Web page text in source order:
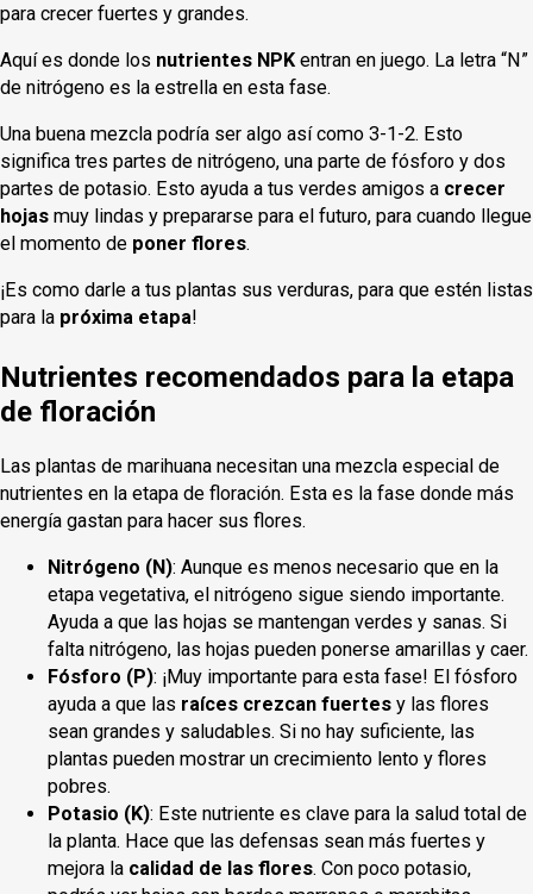
para crecer fuertes y grandes.
Aquí es donde los nutrientes NPK entran en juego. La letra “N”
de nitrógeno es la estrella en esta fase.
Una buena mezcla podría ser algo así como 3-1-2. Esto
significa tres partes de nitrógeno, una parte de fósforo y dos
partes de potasio. Esto ayuda a tus verdes amigos a crecer
hojas muy lindas y prepararse para el futuro, para cuando llegue
el momento de poner flores.
¡Es como darle a tus plantas sus verduras, para que estén listas
para la próxima etapa!
Nutrientes recomendados para la etapa
de floración
Las plantas de marihuana necesitan una mezcla especial de
nutrientes en la etapa de floración. Esta es la fase donde más
energía gastan para hacer sus flores.
Nitrógeno (N): Aunque es menos necesario que en la
etapa vegetativa, el nitrógeno sigue siendo importante.
Ayuda a que las hojas se mantengan verdes y sanas. Si
falta nitrógeno, las hojas pueden ponerse amarillas y caer.
Fósforo (P): ¡Muy importante para esta fase! El fósforo
ayuda a que las raíces crezcan fuertes y las flores
sean grandes y saludables. Si no hay suficiente, las
plantas pueden mostrar un crecimiento lento y flores
pobres.
Potasio (K): Este nutriente es clave para la salud total de
la planta. Hace que las defensas sean más fuertes y
mejora la calidad de las flores. Con poco potasio,